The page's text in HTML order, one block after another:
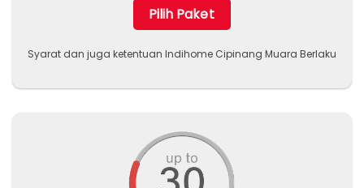
Pilih Paket
Syarat dan juga ketentuan Indihome Cipinang Muara Berlaku